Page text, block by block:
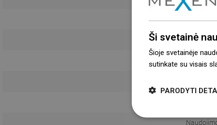
Ši svetainė
Šioje svetainėje
sutinkate su visais
PARODYTI